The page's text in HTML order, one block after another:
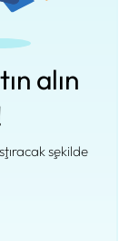
alın
şekilde